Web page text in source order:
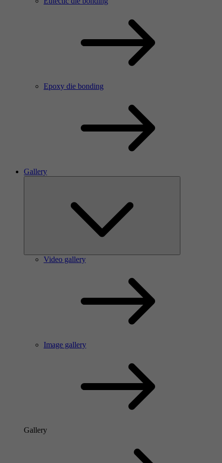
Epoxy die bonding
Gallery
Video gallery
Image gallery
Gallery